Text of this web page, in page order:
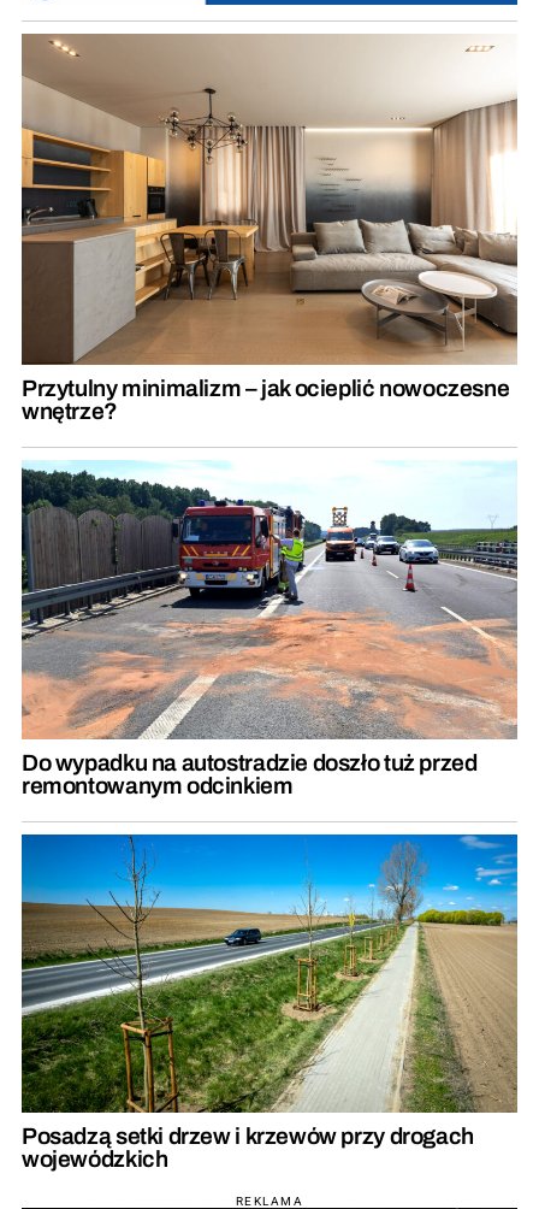
Przytulny minimalizm – jak ocieplić nowoczesne
wnętrze?
Do wypadku na autostradzie doszło tuż przed
remontowanym odcinkiem
Posadzą setki drzew i krzewów przy drogach
wojewódzkich
REKLAMA